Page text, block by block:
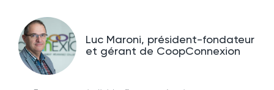
Luc Maroni, président-fondateur
et gérant de CoopConnexion